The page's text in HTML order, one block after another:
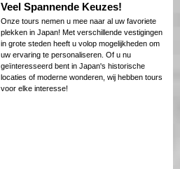
Veel Spannende Keuzes!
Onze tours nemen u mee naar al uw favoriete
plekken in Japan! Met verschillende vestigingen
in grote steden heeft u volop mogelijkheden om
uw ervaring te personaliseren. Of u nu
geïnteresseerd bent in Japan's historische
locaties of moderne wonderen, wij hebben tours
voor elke interesse!